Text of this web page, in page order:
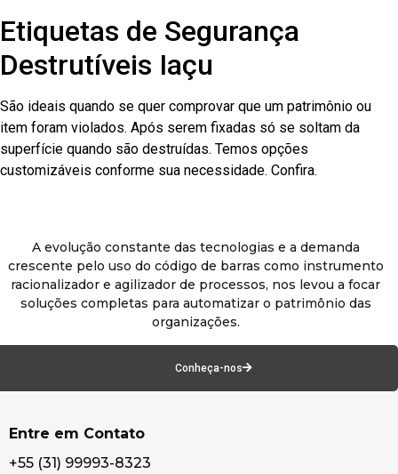
Etiquetas de Segurança
Destrutíveis Iaçu
São ideais quando se quer comprovar que um patrimônio ou
item foram violados. Após serem fixadas só se soltam da
superfície quando são destruídas. Temos opções
customizáveis conforme sua necessidade. Confira.
A evolução constante das tecnologias e a demanda
crescente pelo uso do código de barras como instrumento
racionalizador e agilizador de processos, nos levou a focar
soluções completas para automatizar o patrimônio das
organizações.
Conheça-nos
Entre em Contato
+55 (31) 99993-8323